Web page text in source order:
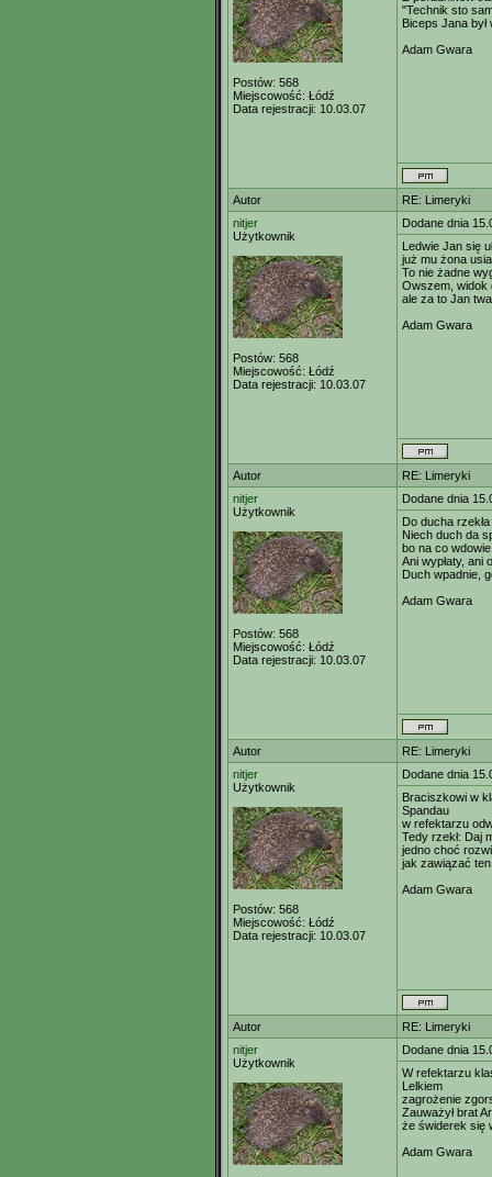
Postów: 568
Miejscowość: Łódź
Data rejestracji: 10.03.07
"Technik sto
Biceps Jana
Adam Gwara
Autor
RE: Limeryki
nitjer
Użytkownik
Postów: 568
Miejscowość: Łódź
Data rejestracji: 10.03.07
Dodane dnia
Ledwie Jan się
już mu żona
To nie żadne
Owszem, widok
ale za to Jan
Adam Gwara
Autor
RE: Limeryki
nitjer
Użytkownik
Postów: 568
Miejscowość: Łódź
Data rejestracji: 10.03.07
Dodane dnia
Do ducha
Niech duch da
bo na co
Ani wypłaty, ani
Duch wpadnie,
Adam Gwara
Autor
RE: Limeryki
nitjer
Użytkownik
Postów: 568
Miejscowość: Łódź
Data rejestracji: 10.03.07
Dodane dnia
Braciszkowi w
Spandau
w refektarzu
Tedy rzekł: Daj
jedno choć
jak zawiązać ten
Adam Gwara
Autor
RE: Limeryki
nitjer
Użytkownik
Dodane dnia
W refektarzu
Lelkiem
zagrożenie
Zauważył brat
że świderek się
Adam Gwara